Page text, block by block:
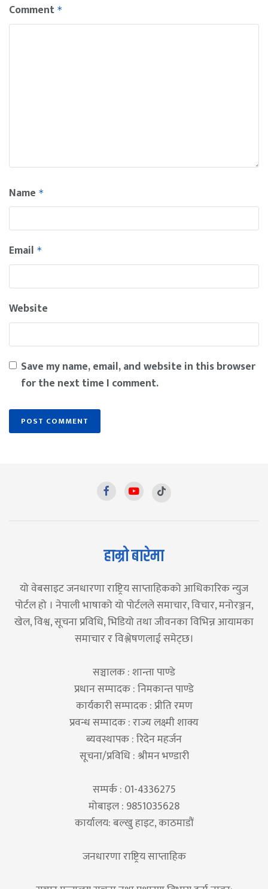
Comment *
Name *
Email *
Website
Save my name, email, and website in this browser
for the next time I comment.
हाम्रो बारेमा
यो वेबसाइट जनधारणा राष्ट्रिय साप्ताहिकको आधिकारिक न्युज
पोर्टल हो । नेपाली भाषाको यो पोर्टलले समाचार, विचार, मनोरञ्जन,
खेल, विश्व, सूचना प्रविधि, भिडियो तथा जीवनका विभिन्न आयामका
समाचार र विश्लेषणलाई समेट्छ।
सञ्चालक : शान्ता पाण्डे
प्रधान सम्पादक : निमकान्त पाण्डे
कार्यकारी सम्पादक : प्रीति रमण
प्रवन्ध सम्पादक : राज्य लक्ष्मी शाक्य
ब्यवस्थापक : रिदेन महर्जन
सूचना/प्रविधि : श्रीमन भण्डारी
सम्पर्क : 01-4336275
मोबाइल : 9851035628
कार्यालय: बल्खु हाइट, काठमाडौं
जनधारणा राष्ट्रिय साप्ताहिक